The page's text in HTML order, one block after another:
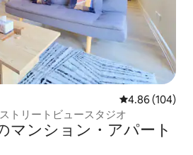
レビュー104
4.86 (104)
トリートビュースタジオ
マンション・アパート